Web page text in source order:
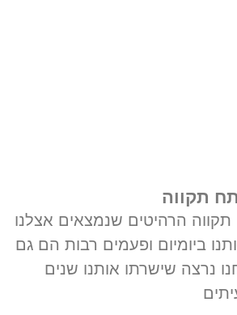
תקווה
תקווה הרהיטים שנמצאים אצלנו
ביומיום ופעמים רבות הם גם
נרצה שישרתו אותנו שנים